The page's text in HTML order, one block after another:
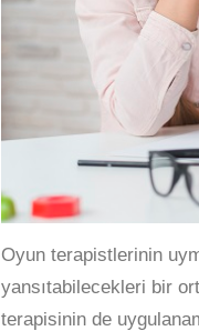
Oyun terapistlerinin
yansıtabilecekleri bir
terapisinin de